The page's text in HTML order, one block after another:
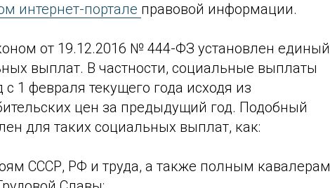
интернет-портале правовой информации.
от 19.12.2016 № 444-ФЗ установлен единый
выплат. В частности, социальные выплаты
1 февраля текущего года исходя из
цен за предыдущий год. Подобный
для таких социальных выплат, как:
СССР, РФ и труда, а также полным кавалерам